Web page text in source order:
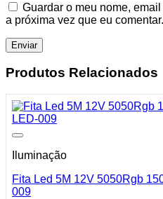
Guardar o meu nome,
a próxima vez que eu comentar.
Produtos Relacionados
Iluminação
Fita Led 5M 12V 5050Rgb
009